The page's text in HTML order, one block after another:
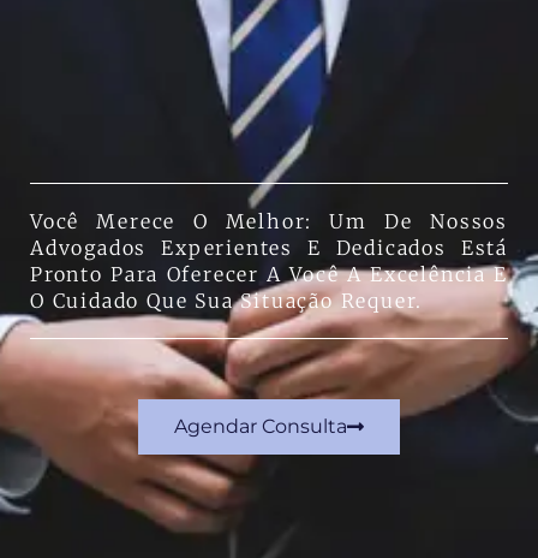
Você Merece O Melhor: Um De Nossos
Advogados Experientes E Dedicados Está
Pronto Para Oferecer A Você A Excelência E
O Cuidado Que Sua Situação Requer.
Agendar Consulta